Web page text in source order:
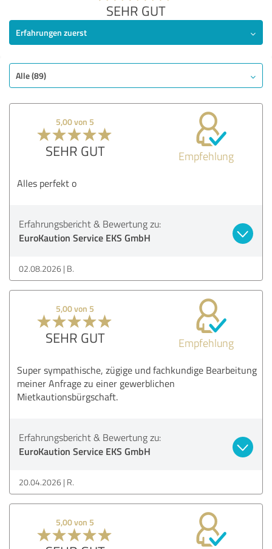
SEHR GUT
Erfahrungen zuerst
Alle (89)
5,00 von 5
SEHR GUT Empfehlung
Alles perfekt o
Erfahrungsbericht & Bewertung zu:
EuroKaution Service EKS GmbH
02.08.2026 B.
5,00 von 5
SEHR GUT Empfehlung
Super sympathische, zügige und fachkundige Bearbeitung
meiner Anfrage zu einer gewerblichen
Mietkautionsbürgschaft.
Erfahrungsbericht & Bewertung zu:
EuroKaution Service EKS GmbH
20.04.2026 R.
5,00 von 5